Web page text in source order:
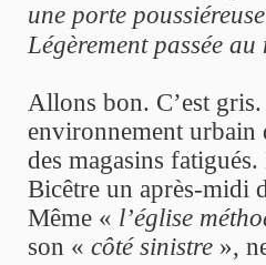
une porte
Légèrement passée
Allons bon. C’est
environnement urbain
des magasins
Bicêtre un après-midi
Même « l’église
son « côté sinistre »,